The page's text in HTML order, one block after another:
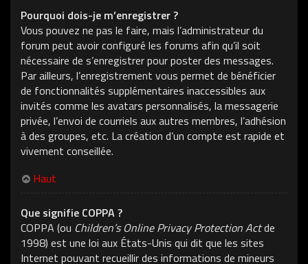
Pourquoi dois-je m’enregistrer ?
Vous pouvez ne pas le faire, mais l’administrateur du
forum peut avoir configuré les forums afin qu’il soit
nécessaire de s’enregistrer pour poster des messages.
Par ailleurs, l’enregistrement vous permet de bénéficier
de fonctionnalités supplémentaires inaccessibles aux
invités comme les avatars personnalisés, la messagerie
privée, l’envoi de courriels aux autres membres, l’adhésion
à des groupes, etc. La création d’un compte est rapide et
vivement conseillée.
Haut
Que signifie COPPA ?
COPPA (ou Children’s Online Privacy Protection Actde
1998) est une loi aux États-Unis qui dit que les sites
Internet pouvant recueillir des informations de mineurs